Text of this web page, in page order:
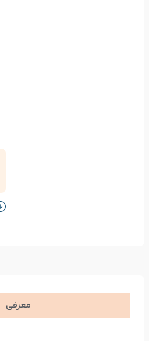
معرفی